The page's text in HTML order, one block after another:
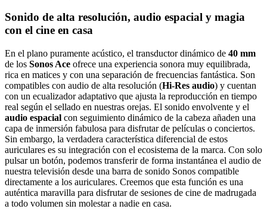
Sonido de alta resolución, audio espacial y magia
con el cine en casa
En el plano puramente acústico, el transductor dinámico de 40 mm
de los Sonos Ace ofrece una experiencia sonora muy equilibrada,
rica en matices y con una separación de frecuencias fantástica. Son
compatibles con audio de alta resolución (Hi-Res audio) y cuentan
con un ecualizador adaptativo que ajusta la reproducción en tiempo
real según el sellado en nuestras orejas. El sonido envolvente y el
audio espacial con seguimiento dinámico de la cabeza añaden una
capa de inmersión fabulosa para disfrutar de películas o conciertos.
Sin embargo, la verdadera característica diferencial de estos
auriculares es su integración con el ecosistema de la marca. Con solo
pulsar un botón, podemos transferir de forma instantánea el audio de
nuestra televisión desde una barra de sonido Sonos compatible
directamente a los auriculares. Creemos que esta función es una
auténtica maravilla para disfrutar de sesiones de cine de madrugada
a todo volumen sin molestar a nadie en casa.